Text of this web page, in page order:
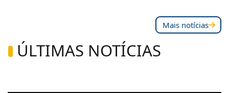
Mais notícias
ÚLTIMAS NOTÍCIAS